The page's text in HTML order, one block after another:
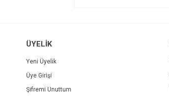
ÜYELİK
Yeni Üyelik
Üye Girişi
Şifremi Unuttum